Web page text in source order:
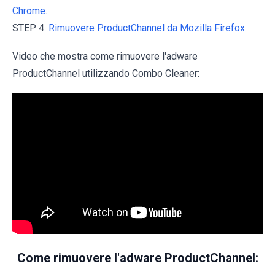
Chrome.
STEP 4. Rimuovere ProductChannel da Mozilla Firefox.
Video che mostra come rimuovere l'adware
ProductChannel utilizzando Combo Cleaner:
Come rimuovere l'adware ProductChannel: